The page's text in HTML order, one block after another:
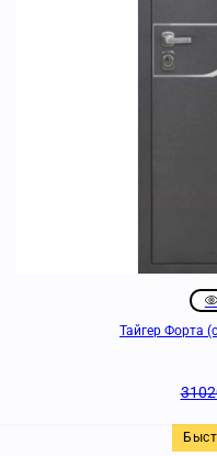
Тайгер Форта